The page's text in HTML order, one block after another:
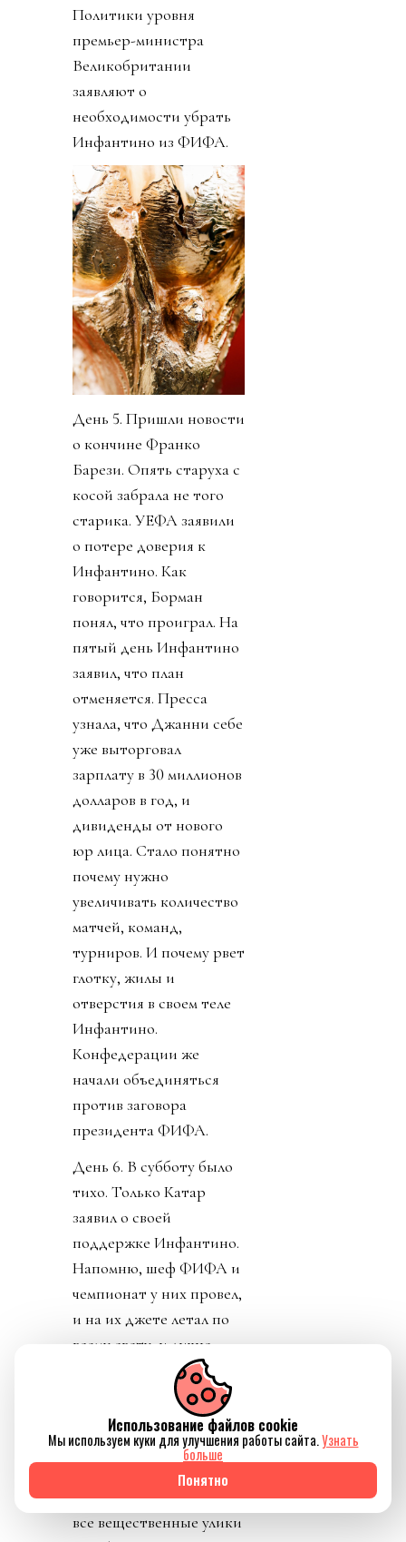
Политики уровня
премьер-министра
Великобритании
заявляют о
необходимости убрать
Инфантино из ФИФА.
День 5. Пришли новости
о кончине Франко
Барези. Опять старуха с
косой забрала не того
старика. УЕФА заявили
о потере доверия к
Инфантино. Как
говорится, Борман
понял, что проиграл. На
пятый день Инфантино
заявил, что план
отменяется. Пресса
узнала, что Джанни себе
уже выторговал
зарплату в 30 миллионов
долларов в год, и
дивиденды от нового
юр лица. Стало понятно
почему нужно
увеличивать количество
матчей, команд,
турниров. И почему рвет
глотку, жилы и
отверстия в своем теле
Инфантино.
Конфедерации же
начали объединяться
против заговора
президента ФИФА.
День 6. В субботу было
тихо. Только Катар
заявил о своей
поддержке Инфантино.
Напомню, шеф ФИФА и
чемпионат у них провел,
и на их джете летал по
всему свету, и лично
регулярно летал делать
«ку» правителям Катара.
УЕФА пригрозило
уголовным
разбирательством и
потребовала сохранять
все вещественные улики
Использование файлов cookie
Мы используем куки для улучшения работы сайта.Узнать
больше
Понятно